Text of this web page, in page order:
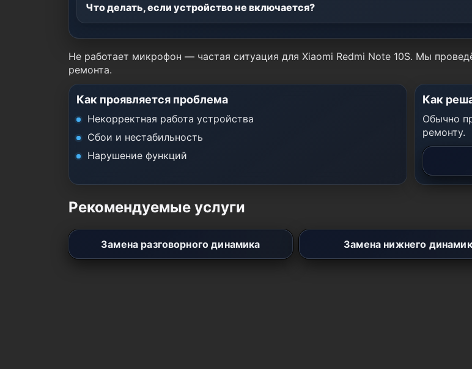
Что делать, если устройство не включается?
Не работает микрофон — частая ситуация для Xiaomi Redmi Note 10S. Мы
ремонта.
Как проявляется проблема
Некорректная работа устройства
Сбои и нестабильность
Нарушение функций
Как
Обычно
ремонту.
Рекомендуемые услуги
Замена разговорного динамика Замена нижнего